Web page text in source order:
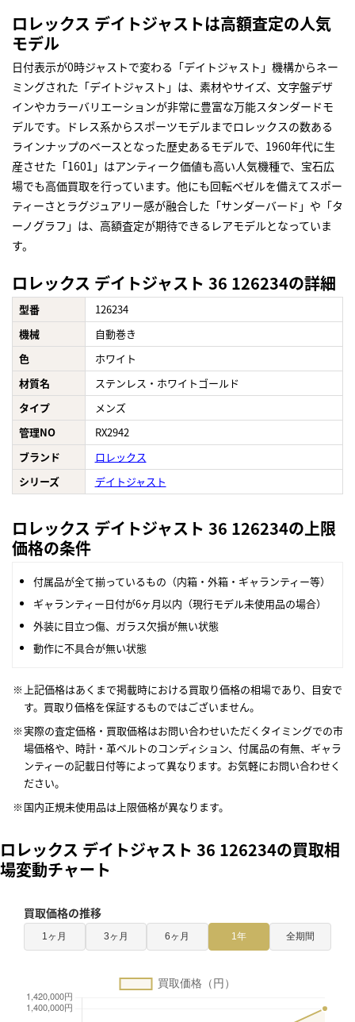
ロレックス デイトジャストは高額査定の人気
モデル
日付表示が0時ジャストで変わる「デイトジャスト」機構からネー
ミングされた「デイトジャスト」は、素材やサイズ、文字盤デザ
インやカラーバリエーションが非常に豊富な万能スタンダードモ
デルです。ドレス系からスポーツモデルまでロレックスの数ある
ラインナップのベースとなった歴史あるモデルで、1960年代に生
産させた「1601」はアンティーク価値も高い人気機種で、宝石広
場でも高価買取を行っています。他にも回転ベゼルを備えてスポー
ティーさとラグジュアリー感が融合した「サンダーバード」や「タ
ーノグラフ」は、高額査定が期待できるレアモデルとなっていま
す。
ロレックス デイトジャスト 36 126234の詳細
型番
126234
機械
自動巻き
色
ホワイト
材質名
ステンレス・ホワイトゴールド
タイプ
メンズ
管理NO
RX2942
ブランド
ロレックス
シリーズ
デイトジャスト
ロレックス デイトジャスト 36 126234の上限
価格の条件
付属品が全て揃っているもの（内箱・外箱・ギャランティー等）
ギャランティー日付が6ヶ月以内（現行モデル未使用品の場合）
外装に目立つ傷、ガラス欠損が無い状態
動作に不具合が無い状態
上記価格はあくまで掲載時における買取り価格の相場であり、目安で
す。買取り価格を保証するものではございません。
実際の査定価格・買取価格はお問い合わせいただくタイミングでの市
場価格や、時計・革ベルトのコンディション、付属品の有無、ギャラ
ンティーの記載日付等によって異なります。お気軽にお問い合わせく
ださい。
国内正規未使用品は上限価格が異なります。
ロレックス デイトジャスト 36 126234の買取相
場変動チャート
買取価格の推移
1ヶ月 3ヶ月 6ヶ月 1年 全期間